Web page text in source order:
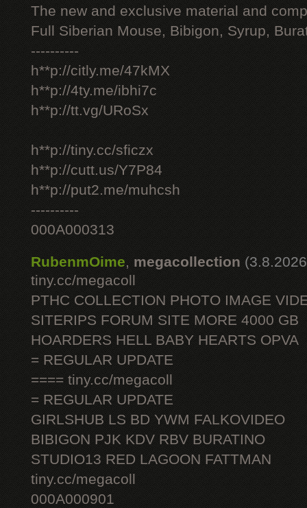
The new and exclusive material and
Full Siberian Mouse, Bibigon, Syrup,
----------
h**p://citly.me/47kMX
h**p://4ty.me/ibhi7c
h**p://tt.vg/URoSx
h**p://tiny.cc/sficzx
h**p://cutt.us/Y7P84
h**p://put2.me/muhcsh
----------
000A000313
RubenmOime, megacollection
tiny.cc/megacoll
PTHC COLLECTION PHOTO IMAGE
SITERIPS FORUM SITE MORE 4000 GB
HOARDERS HELL BABY HEARTS OPVA
= REGULAR UPDATE
==== tiny.cc/megacoll
= REGULAR UPDATE
GIRLSHUB LS BD YWM FALKOVIDEO
BIBIGON PJK KDV RBV BURATINO
STUDIO13 RED LAGOON FATTMAN
tiny.cc/megacoll
000A000901